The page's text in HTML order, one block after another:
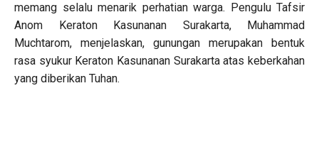
memang selalu menarik perhatian warga. Pengulu Tafsir
Anom Keraton Kasunanan Surakarta, Muhammad
Muchtarom, menjelaskan, gunungan merupakan bentuk
rasa syukur Keraton Kasunanan Surakarta atas keberkahan
yang diberikan Tuhan.